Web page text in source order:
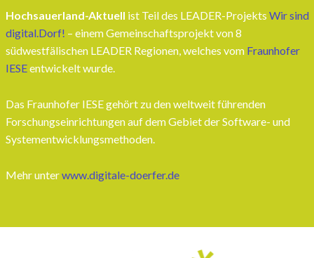
Hochsauerland-Aktuell ist Teil des LEADER-Projekts Wir sind
digital.Dorf! – einem Gemeinschaftsprojekt von 8
südwestfälischen LEADER Regionen, welches vom Fraunhofer
IESEentwickelt wurde.
Das Fraunhofer IESE gehört zu den weltweit führenden
Forschungseinrichtungen auf dem Gebiet der Software- und
Systementwicklungsmethoden.
Mehr unterwww.digitale-doerfer.de